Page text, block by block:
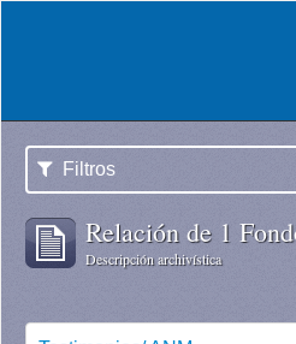
Filtros
Relación de 1
Descripción archivística